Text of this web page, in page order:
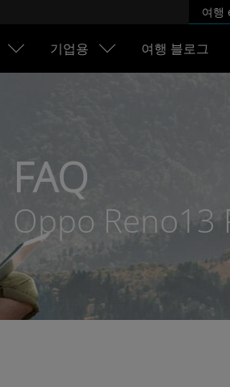
여행
기업용 여행 블로그
FAQ
Oppo Reno13